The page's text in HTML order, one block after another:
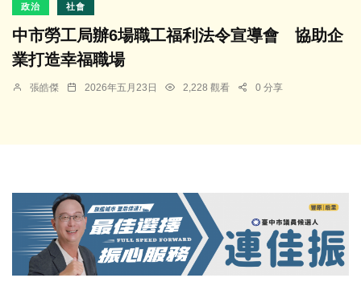
政治 社會
中市勞工局辦6場職工福利法令宣導會 協助企
業打造幸福職場
張皓傑 2026年五月23日 2,228 觀看 0 分享